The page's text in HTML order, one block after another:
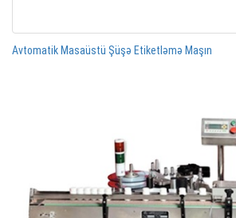
Avtomatik Masaüstü Şüşə Etiketləmə Maşın